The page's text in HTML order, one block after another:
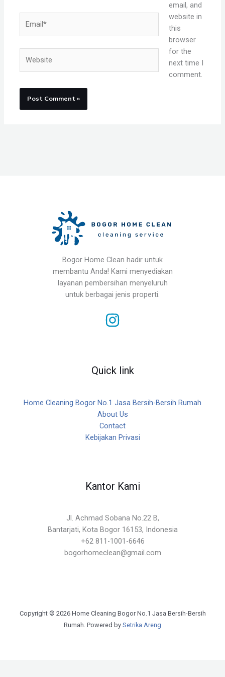
email, and
website in
this
browser
for the
next time I
comment.
Bogor Home Clean hadir untuk
membantu Anda! Kami menyediakan
layanan pembersihan menyeluruh
untuk berbagai jenis properti.
Quick link
Home Cleaning Bogor No.1 Jasa Bersih-Bersih Rumah
About Us
Contact
Kebijakan Privasi
Kantor Kami
Jl. Achmad Sobana No.22 B,
Bantarjati, Kota Bogor 16153, Indonesia
+62 811-1001-6646
bogorhomeclean@gmail.com
Copyright © 2026 Home Cleaning Bogor No.1 Jasa Bersih-Bersih
Rumah. Powered by Setrika Areng